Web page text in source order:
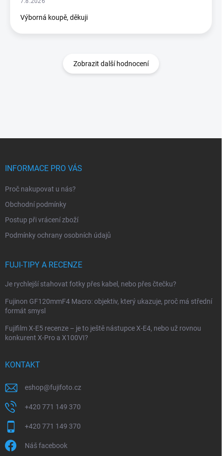
Výborná koupě, děkuji
Zobrazit další hodnocení
INFORMACE PRO VÁS
Proč nakupovat u nás?
Obchodní podmínky
Postup při vrácení zboží
Podmínky ochrany osobních údajů
FUJI-TIPY A RECENZE
Je rychlejší stahovat fotky přes kabel, nebo přes čtečku?
Fujinon GF120mmF4 Macro: objektiv, který ukazuje, proč má střední
formát smysl
Fujifilm X-E5 recenze – je to ještě nástupce X-E4, nebo už rovnou
konkurent X-Pro a X100VI?
KONTAKT
eshop@fujifoto.cz
+420 771 149 370
+420 771 149 370
Náš facebook